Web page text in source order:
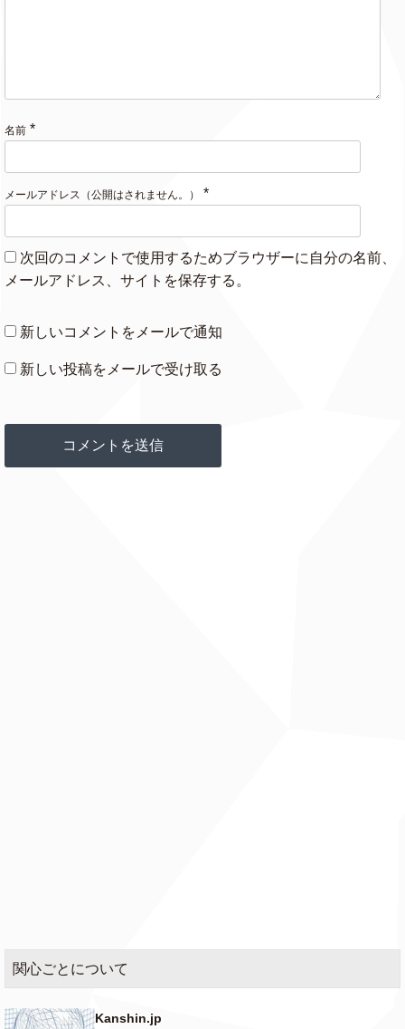
名前 *
メールアドレス（公開はされません。） *
次回のコメントで使用するためブラウザーに自分の名前、
メールアドレス、サイトを保存する。
新しいコメントをメールで通知
新しい投稿をメールで受け取る
関心ごとについて
Kanshin.jp